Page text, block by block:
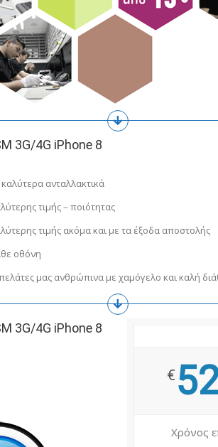
3G/4G iPhone 8
ανταλλακτικά
τιμής – ποιότητας
τιμής ακόμα και με τα έξοδα αποστολής
οθόνη
μας ανθρώπινα με χαμόγελο και καλή
3G/4G iPhone 8
€
Χρόνος